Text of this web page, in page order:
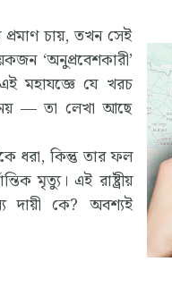
প্রমাণ চায়, তখন সেই
‘অনুপ্রবেশকারী’
মহাযজ্ঞে যে খরচ
— তা লেখা আছে
ধরা, কিন্তু তার ফল
মৃত্যু। এই রাষ্ট্রীয়
দায়ী কে? অবশ্যই